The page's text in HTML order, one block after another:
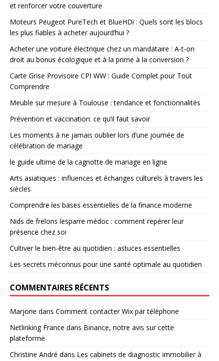
et renforcer votre couverture
Moteurs Peugeot PureTech et BlueHDi : Quels sont les blocs
les plus fiables à acheter aujourd’hui ?
Acheter une voiture électrique chez un mandataire : A-t-on
droit au bonus écologique et à la prime à la conversion ?
Carte Grise Provisoire CPI WW : Guide Complet pour Tout
Comprendre
Meuble sur mesure à Toulouse : tendance et fonctionnalités
Prévention et vaccination: ce qu’il faut savoir
Les moments à ne jamais oublier lors d’une journée de
célébration de mariage
le guide ultime de la cagnotte de mariage en ligne
Arts asiatiques : influences et échanges culturels à travers les
siècles
Comprendre les bases essentielles de la finance moderne
Nids de frelons lesparre médoc : comment repérer leur
présence chez soi
Cultiver le bien-être au quotidien : astuces essentielles
Les secrets méconnus pour une santé optimale au quotidien
COMMENTAIRES RÉCENTS
Marjorie dans Comment contacter Wix par téléphone
Netlinking France dans Binance, notre avis sur cette
plateforme
Christine André dans Les cabinets de diagnostic immobilier à